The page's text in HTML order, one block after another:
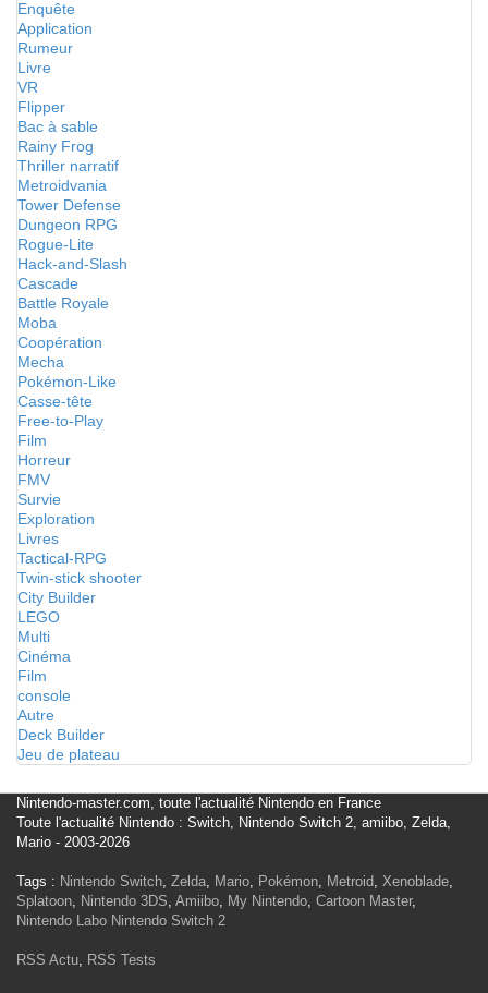
Enquête
Application
Rumeur
Livre
VR
Flipper
Bac à sable
Rainy Frog
Thriller narratif
Metroidvania
Tower Defense
Dungeon RPG
Rogue-Lite
Hack-and-Slash
Cascade
Battle Royale
Moba
Coopération
Mecha
Pokémon-Like
Casse-tête
Free-to-Play
Film
Horreur
FMV
Survie
Exploration
Livres
Tactical-RPG
Twin-stick shooter
City Builder
LEGO
Multi
Cinéma
Film
console
Autre
Deck Builder
Jeu de plateau
Nintendo-master.com, toute l'actualité Nintendo en France
Toute l'actualité Nintendo : Switch, Nintendo Switch 2, amiibo, Zelda,
Mario - 2003-2026
Tags : Nintendo Switch, Zelda, Mario, Pokémon, Metroid, Xenoblade,
Splatoon, Nintendo 3DS, Amiibo, My Nintendo, Cartoon Master,
Nintendo Labo Nintendo Switch 2
RSS Actu, RSS Tests